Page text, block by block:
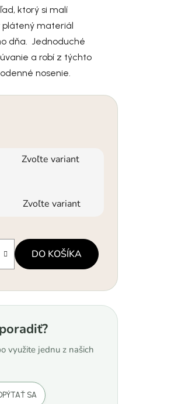
ktorý si malí
plátený materiál
dňa. Jednoduché
a robí z týchto
nosenie.
Zvoľte variant
Zvoľte variant
DO KOŠÍKA
využite jednu z našich
SA